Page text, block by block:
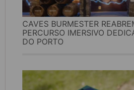
CAVES BURMESTER
PERCURSO IMERSIVO
DO PORTO